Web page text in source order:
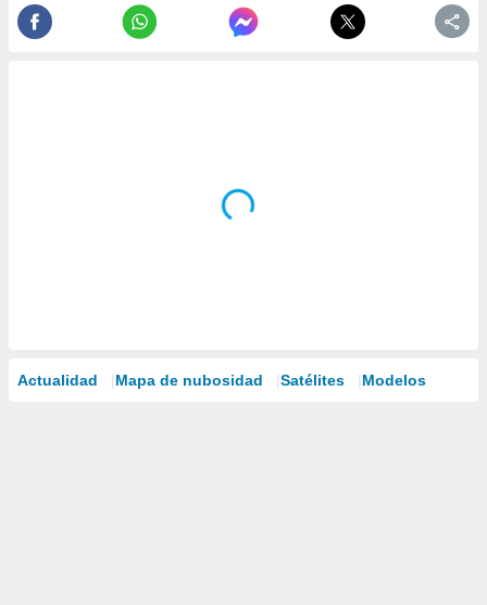
Actualidad Mapa de nubosidad Satélites Modelos